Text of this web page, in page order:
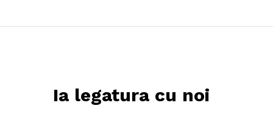
Ia legatura cu noi